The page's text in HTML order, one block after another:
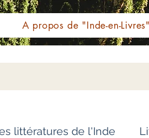
A propos de "Inde-en-Livres"
littératures de l'Inde